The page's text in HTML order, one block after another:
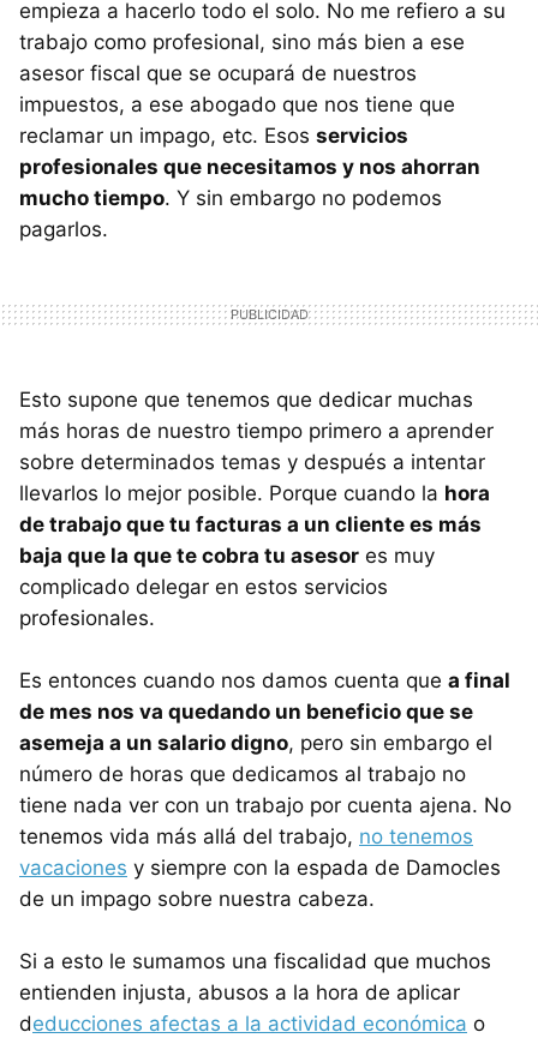
empieza a hacerlo todo el solo. No me refiero a su
trabajo como profesional, sino más bien a ese
asesor fiscal que se ocupará de nuestros
impuestos, a ese abogado que nos tiene que
reclamar un impago, etc. Esos servicios
profesionales que necesitamos y nos ahorran
mucho tiempo. Y sin embargo no podemos
pagarlos.
Esto supone que tenemos que dedicar muchas
más horas de nuestro tiempo primero a aprender
sobre determinados temas y después a intentar
llevarlos lo mejor posible. Porque cuando la hora
de trabajo que tu facturas a un cliente es más
baja que la que te cobra tu asesor es muy
complicado delegar en estos servicios
profesionales.
Es entonces cuando nos damos cuenta que a final
de mes nos va quedando un beneficio que se
asemeja a un salario digno, pero sin embargo el
número de horas que dedicamos al trabajo no
tiene nada ver con un trabajo por cuenta ajena. No
tenemos vida más allá del trabajo, no tenemos
vacaciones y siempre con la espada de Damocles
de un impago sobre nuestra cabeza.
Si a esto le sumamos una fiscalidad que muchos
entienden injusta, abusos a la hora de aplicar
deducciones afectas a la actividad económica o